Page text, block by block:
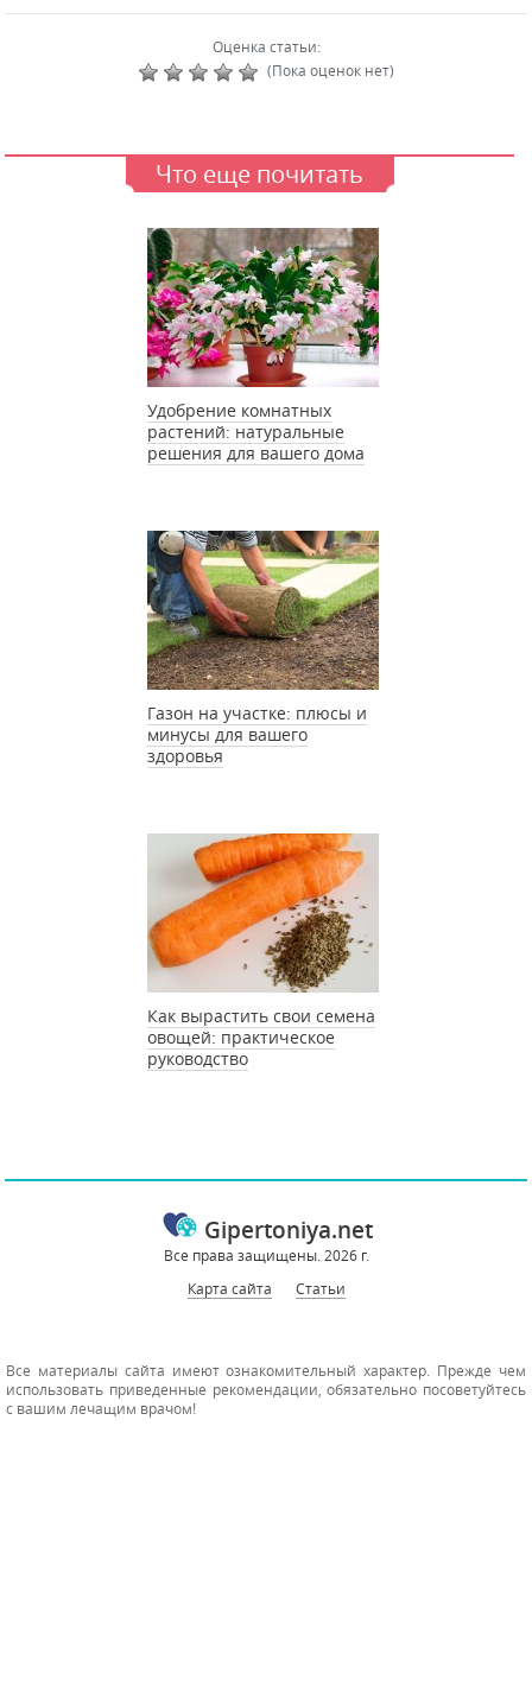
Оценка статьи:
(Пока оценок нет)
Что еще почитать
Удобрение комнатных
растений: натуральные
решения для вашего дома
Газон на участке: плюсы и
минусы для вашего
здоровья
Как вырастить свои семена
овощей: практическое
руководство
Gipertoniya.net
Все права защищены. 2026 г.
Карта сайта
Статьи
Все материалы сайта имеют ознакомительный характер. Прежде чем
использовать приведенные рекомендации, обязательно посоветуйтесь
с вашим лечащим врачом!